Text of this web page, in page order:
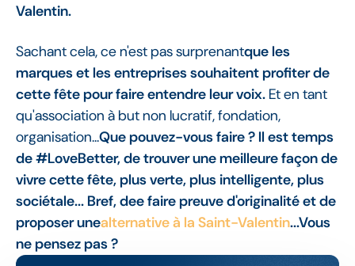
Valentin.
Sachant cela, ce n'est pas surprenantque les
marques et les entreprises souhaitent profiter de
cette fête pour faire entendre leur voix. Et en tant
qu'association à but non lucratif, fondation,
organisation...Que pouvez-vous faire ? Il est temps
de #LoveBetter, de trouver une meilleure façon de
vivre cette fête, plus verte, plus intelligente, plus
sociétale... Bref, dee faire preuve d'originalité et de
proposer unealternative à la Saint-Valentin...Vous
ne pensez pas ?